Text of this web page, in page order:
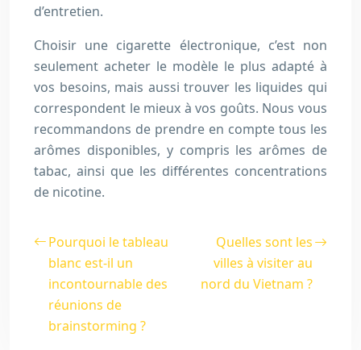
d’entretien.
Choisir une cigarette électronique, c’est non
seulement acheter le modèle le plus adapté à
vos besoins, mais aussi trouver les liquides qui
correspondent le mieux à vos goûts. Nous vous
recommandons de prendre en compte tous les
arômes disponibles, y compris les arômes de
tabac, ainsi que les différentes concentrations
de nicotine.
Pourquoi le tableau
blanc est-il un
incontournable des
réunions de
brainstorming ?
Quelles sont les
villes à visiter au
nord du Vietnam ?